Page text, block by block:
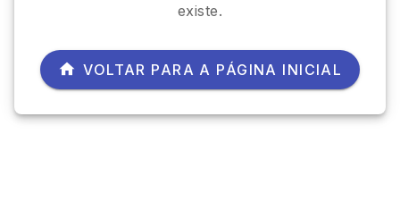
existe.
VOLTAR PARA A PÁGINA INICIAL